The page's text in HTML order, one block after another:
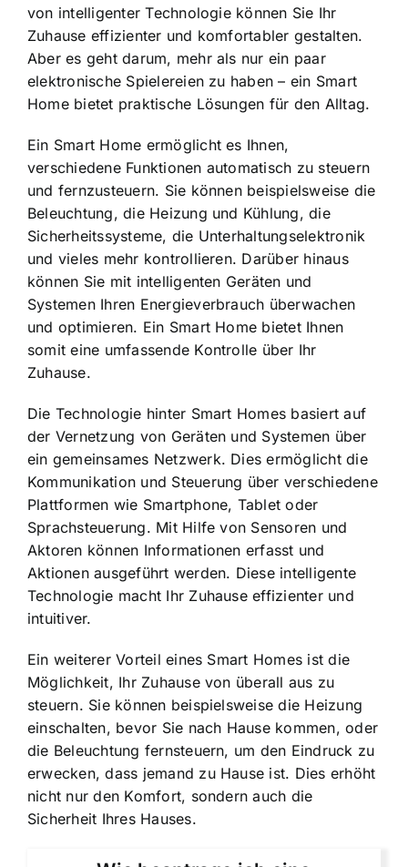
von intelligenter Technologiekönnen Sie Ihr
Zuhause effizienter und komfortabler gestalten.
Aber es geht darum, mehr als nur ein paar
elektronische Spielereien zu haben – ein Smart
Home bietet praktische Lösungen für den Alltag.
Ein Smart Home ermöglicht es Ihnen,
verschiedene Funktionen automatisch zu steuern
und fernzusteuern. Sie können beispielsweise die
Beleuchtung, die Heizung und Kühlung, die
Sicherheitssysteme, die Unterhaltungselektronik
und vieles mehr kontrollieren. Darüber hinaus
können Sie mit intelligenten Geräten und
Systemen Ihren Energieverbrauch überwachen
und optimieren. Ein Smart Home bietet Ihnen
somit eine umfassende Kontrolle über Ihr
Zuhause.
Die Technologie hinter Smart Homes basiert auf
der Vernetzung von Geräten und Systemen über
ein gemeinsames Netzwerk. Dies ermöglicht die
Kommunikation und Steuerung über verschiedene
Plattformen wie Smartphone, Tablet oder
Sprachsteuerung. Mit Hilfe von Sensoren und
Aktoren können Informationen erfasst und
Aktionen ausgeführt werden. Diese intelligente
Technologie macht Ihr Zuhause effizienter und
intuitiver.
Ein weiterer Vorteil eines Smart Homes ist die
Möglichkeit, Ihr Zuhause von überall aus zu
steuern. Sie können beispielsweise die Heizung
einschalten, bevor Sie nach Hause kommen, oder
die Beleuchtung fernsteuern, um den Eindruck zu
erwecken, dass jemand zu Hause ist. Dies erhöht
nicht nur den Komfort, sondern auch die
Sicherheit Ihres Hauses.